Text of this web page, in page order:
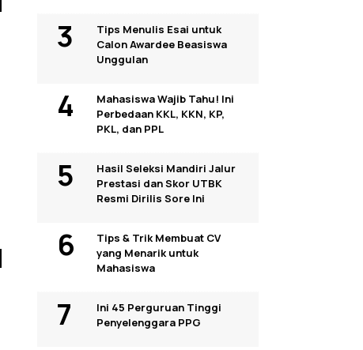
Tips Menulis Esai untuk
Calon Awardee Beasiswa
Unggulan
Mahasiswa Wajib Tahu! Ini
Perbedaan KKL, KKN, KP,
PKL, dan PPL
Hasil Seleksi Mandiri Jalur
Prestasi dan Skor UTBK
Resmi Dirilis Sore Ini
Tips & Trik Membuat CV
yang Menarik untuk
Mahasiswa
Ini 45 Perguruan Tinggi
Penyelenggara PPG